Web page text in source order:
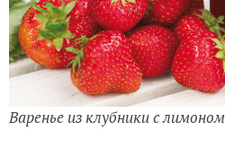
Варенье из клубники с лимоном